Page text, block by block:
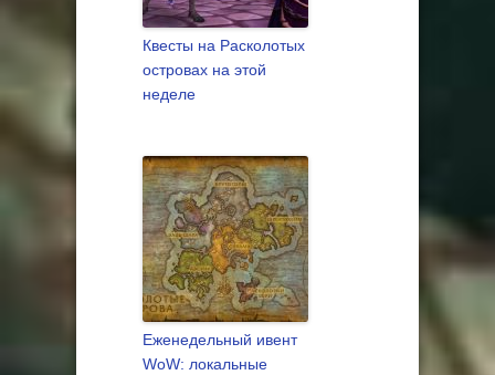
Квесты на Расколотых
островах на этой
неделе
Еженедельный ивент
WoW: локальные